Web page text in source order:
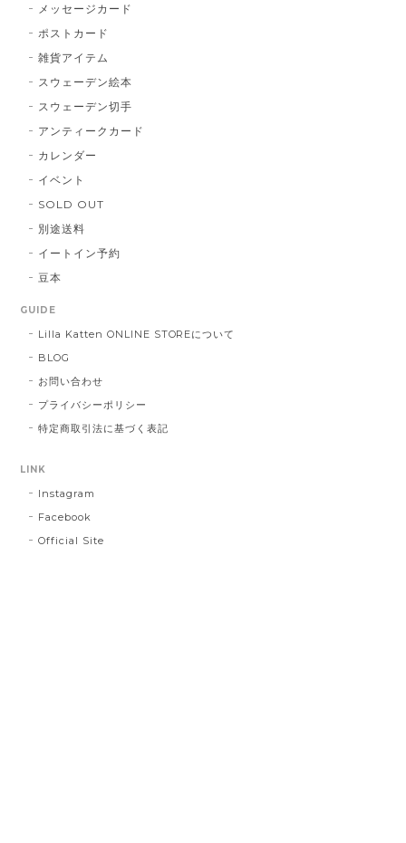
メッセージカード
ポストカード
雑貨アイテム
スウェーデン絵本
スウェーデン切手
アンティークカード
カレンダー
イベント
SOLD OUT
別途送料
イートイン予約
豆本
GUIDE
Lilla Katten ONLINE STOREについて
BLOG
お問い合わせ
プライバシーポリシー
特定商取引法に基づく表記
LINK
Instagram
Facebook
Official Site